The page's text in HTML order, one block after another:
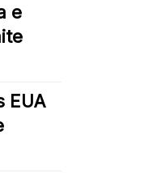
e
EUA